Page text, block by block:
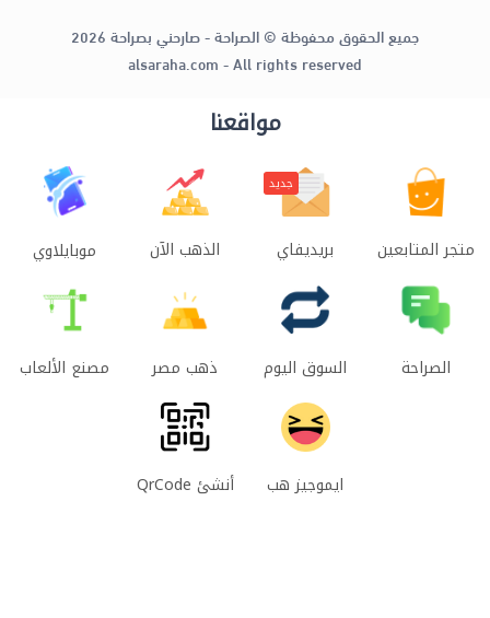
جميع الحقوق محفوظة © الصراحة - صارحني بصراحة 2026
alsaraha.com - All rights reserved